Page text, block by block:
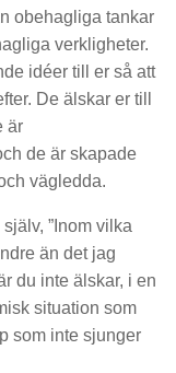
obehagliga tankar
verkligheter.
idéer till er så att
De älskar er till
är
de är skapade
vägledda.
”Inom vilka
än det jag
du inte älskar, i en
situation som
som inte sjunger